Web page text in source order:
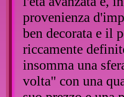
provenienza
ben decorata e il
riccamente
insomma una
volta" con una